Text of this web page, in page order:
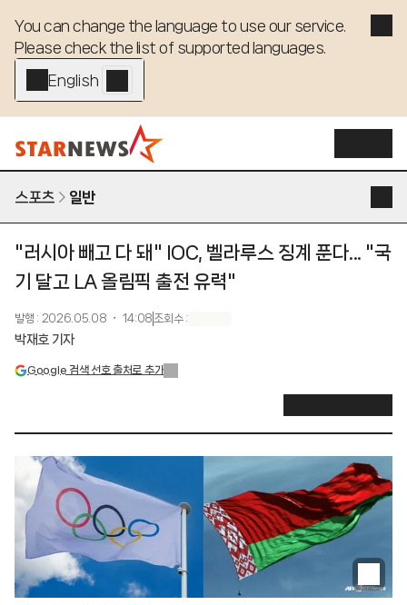
You can change the language to use our service.
Please check the list of supported languages.
English - EN
스포츠 일반
"러시아 빼고 다 돼" IOC, 벨라루스 징계 푼다... "국
기 달고 LA 올림픽 출전 유력"
발행 : 2026.05.08 ・ 14:08 조회수:
박재호 기자
Google 검색 선호 출처로 추가